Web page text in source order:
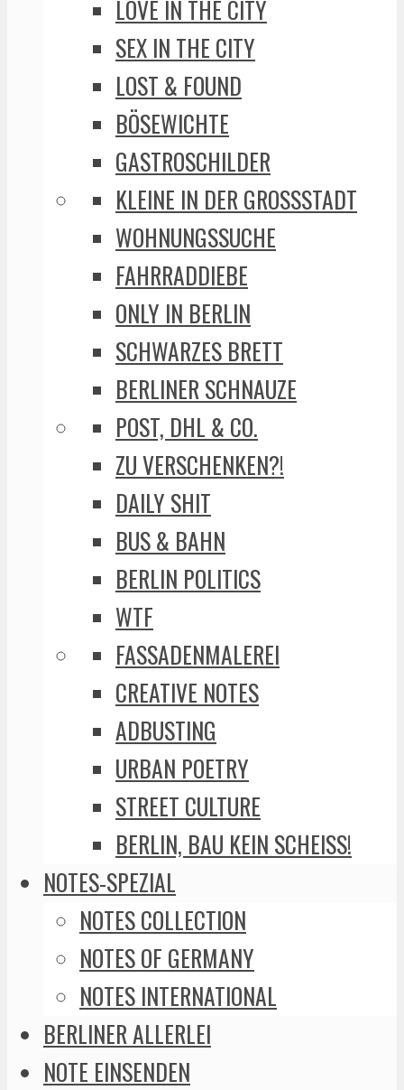
LOVE IN THE CITY
SEX IN THE CITY
LOST & FOUND
BÖSEWICHTE
GASTROSCHILDER
KLEINE IN DER GROSSSTADT
WOHNUNGSSUCHE
FAHRRADDIEBE
ONLY IN BERLIN
SCHWARZES BRETT
BERLINER SCHNAUZE
POST, DHL & CO.
ZU VERSCHENKEN?!
DAILY SHIT
BUS & BAHN
BERLIN POLITICS
WTF
FASSADENMALEREI
CREATIVE NOTES
ADBUSTING
URBAN POETRY
STREET CULTURE
BERLIN, BAU KEIN SCHEISS!
NOTES-SPEZIAL
NOTES COLLECTION
NOTES OF GERMANY
NOTES INTERNATIONAL
BERLINER ALLERLEI
NOTE EINSENDEN